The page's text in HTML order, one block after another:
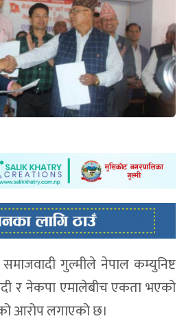
गुल्मीले नेपाल कम्युनिष्ट
र नेकपा एमालेबीच एकता भएको
आरोप लगाएको छ।